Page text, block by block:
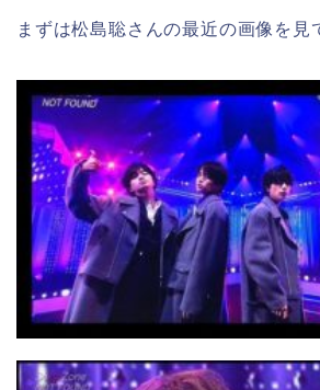
まずは松島聡さんの最近の画像を見